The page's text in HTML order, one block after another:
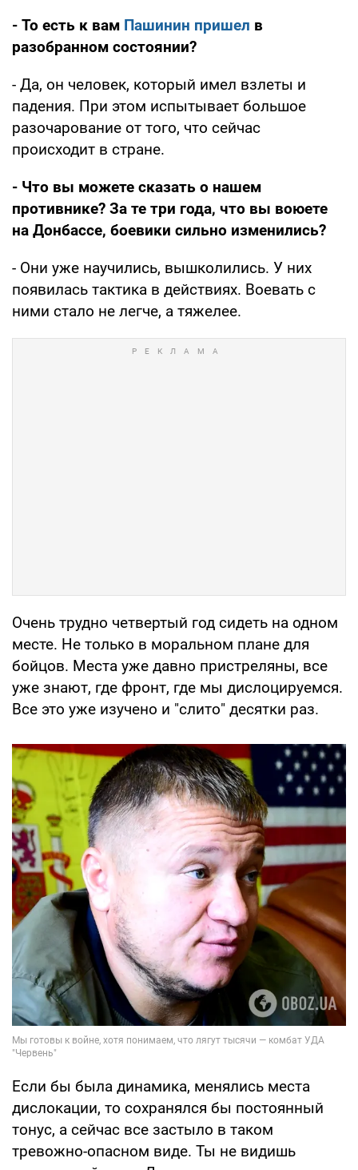
- То есть к вам Пашинин пришел в
разобранном состоянии?
- Да, он человек, который имел взлеты и
падения. При этом испытывает большое
разочарование от того, что сейчас
происходит в стране.
- Что вы можете сказать о нашем
противнике? За те три года, что вы воюете
на Донбассе, боевики сильно изменились?
- Они уже научились, вышколились. У них
появилась тактика в действиях. Воевать с
ними стало не легче, а тяжелее.
Очень трудно четвертый год сидеть на одном
месте. Не только в моральном плане для
бойцов. Места уже давно пристреляны, все
уже знают, где фронт, где мы дислоцируемся.
Все это уже изучено и "слито" десятки раз.
Если бы была динамика, менялись места
дислокации, то сохранялся бы постоянный
тонус, а сейчас все застыло в таком
тревожно-опасном виде. Ты не видишь